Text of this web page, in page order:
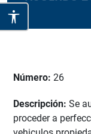
Número: 26
Descripción: Se
proceder a